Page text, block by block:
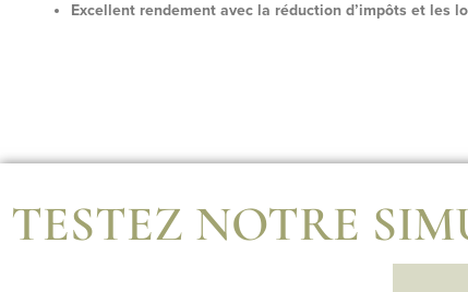
Excellent rendement avec la réduction d’impôts et les
TESTEZ NOTRE